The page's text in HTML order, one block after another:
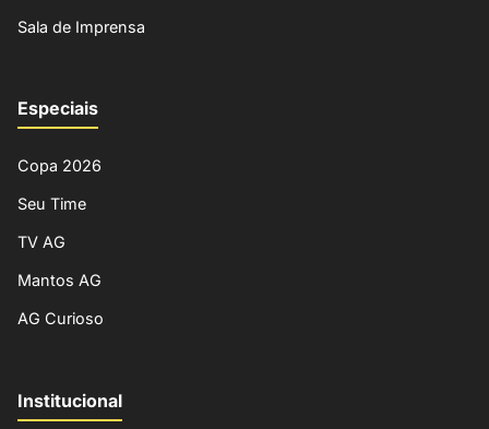
Sala de Imprensa
Especiais
Copa 2026
Seu Time
TV AG
Mantos AG
AG Curioso
Institucional